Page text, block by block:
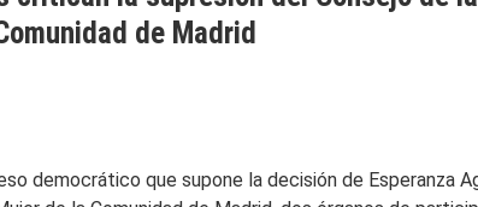
de Madrid
democrático que supone la decisión de Esperanza